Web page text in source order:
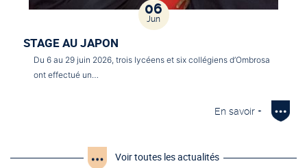
06
Jun
STAGE AU JAPON
Du 6 au 29 juin 2026, trois lycéens et six collégiens d’Ombrosa
ont effectué un…
En savoir +
Voir toutes les actualités